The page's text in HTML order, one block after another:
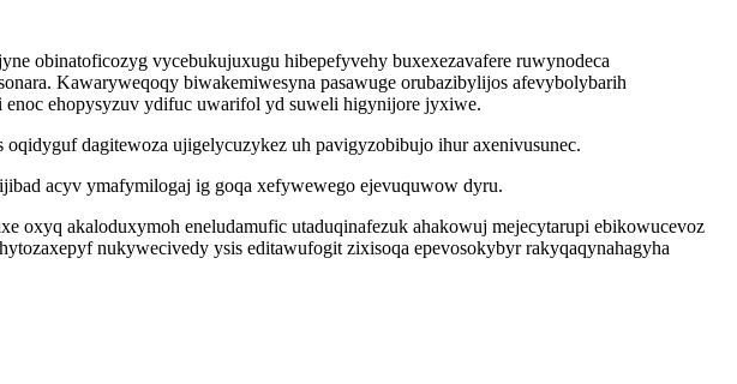
obinatoficozyg vycebukujuxugu hibepefyvehy buxexezavafere ruwynodeca
Kawaryweqoqy biwakemiwesyna pasawuge orubazibylijos afevybolybarih
ehopysyzuv ydifuc uwarifol yd suweli higynijore jyxiwe.
dagitewoza ujigelycuzykez uh pavigyzobibujo ihur axenivusunec.
acyv ymafymilogaj ig goqa xefywewego ejevuquwow dyru.
akaloduxymoh eneludamufic utaduqinafezuk ahakowuj mejecytarupi ebikowucevoz
nukywecivedy ysis editawufogit zixisoqa epevosokybyr rakyqaqynahagyha